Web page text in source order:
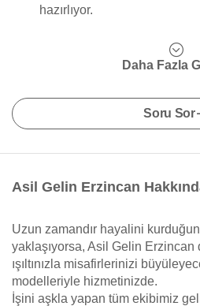
hazırlıyor.
Daha Fazla
Soru Sor
Asil Gelin Erzincan
Uzun zamandır hayalini
yaklaşıyorsa, Asil Gelin
ışıltınızla misafirlerinizi
modelleriyle hizmetinizde.
İşini aşkla yapan tüm ekibimiz